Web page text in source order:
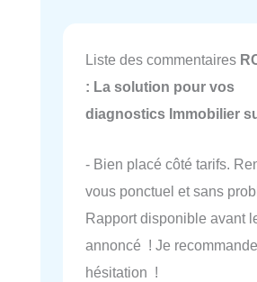
Liste des commentaires
: La solution pour vos
diagnostics Immobilier
- Bien placé côté tarifs.
vous ponctuel et sans
Rapport disponible avant
annoncé ! Je
hésitation !